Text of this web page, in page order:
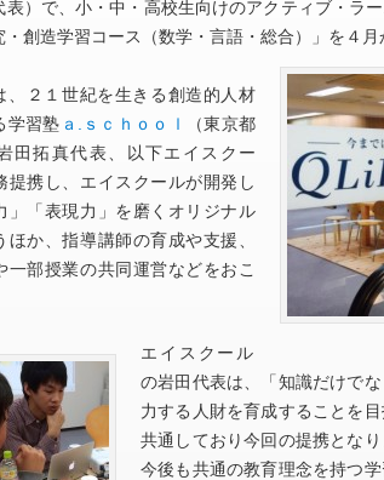
表）で、小・中・高校生向けのアクティブ・ラ
・創造学習コース（数学・言語・総合）」を４月
、２１世紀を生きる創造的人材
学習塾 ａ.ｓｃｈｏｏｌ
（東京都
田拓真代表、以下エイスクー
提携し、エイスクールが開発し
」「表現力」を磨くオリジナル
ほか、指導講師の育成や支援、
一部授業の共同運営などをおこ
エイスクール
の岩田代表は、「知識だけで
力する人財を育成することを
共通しており今回の提携とな
今後も共通の教育理念を持つ